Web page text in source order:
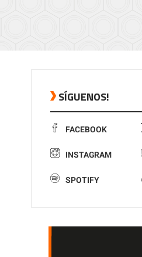
SÍGUENOS!
FACEBOOK
INSTAGRAM
SPOTIFY